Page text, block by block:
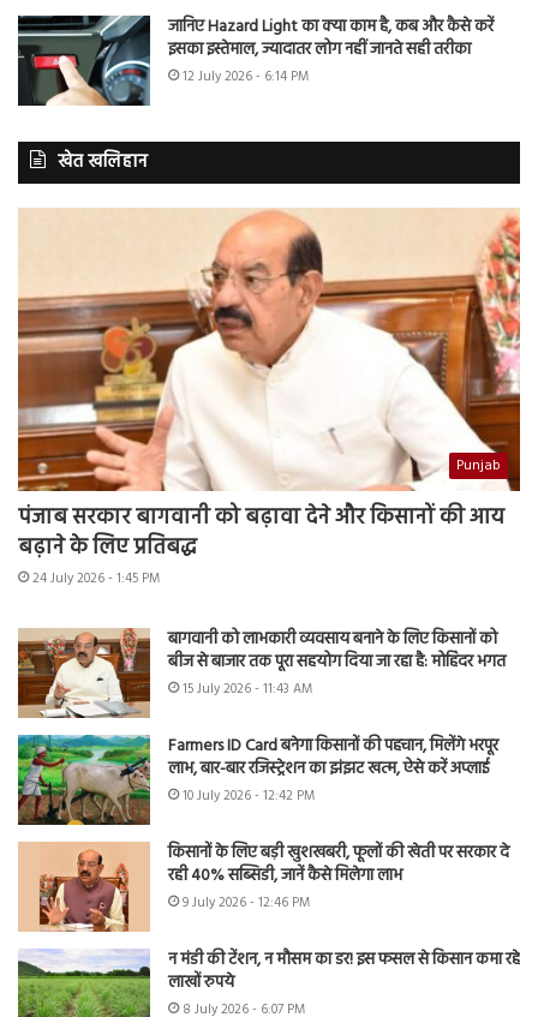
जानिए Hazard Light का क्या काम है, कब और कैसे करें
इसका इस्तेमाल, ज्यादातर लोग नहीं जानते सही तरीका
12 July 2026 - 6:14 PM
खेत खलिहान
Punjab
पंजाब सरकार बागवानी को बढ़ावा देने और किसानों की आय
बढ़ाने के लिए प्रतिबद्ध
24 July 2026 - 1:45 PM
बागवानी को लाभकारी व्यवसाय बनाने के लिए किसानों को
बीज से बाजार तक पूरा सहयोग दिया जा रहा है: मोहिंदर भगत
15 July 2026 - 11:43 AM
Farmers ID Card बनेगा किसानों की पहचान, मिलेंगे भरपूर
लाभ, बार-बार रजिस्ट्रेशन का झंझट खत्म, ऐसे करें अप्लाई
10 July 2026 - 12:42 PM
किसानों के लिए बड़ी खुशखबरी, फूलों की खेती पर सरकार दे
रही 40% सब्सिडी, जानें कैसे मिलेगा लाभ
9 July 2026 - 12:46 PM
न मंडी की टेंशन, न मौसम का डर! इस फसल से किसान कमा रहे
लाखों रुपये
8 July 2026 - 6:07 PM